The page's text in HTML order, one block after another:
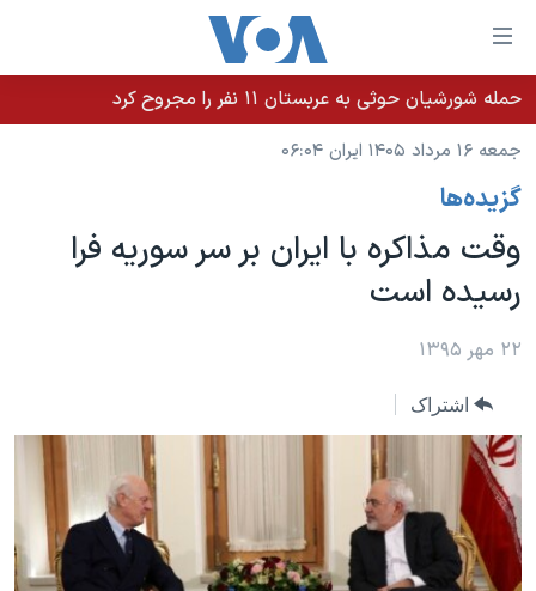
لینکهای
قابل
دسترسی
جهش
محتوای
اصلی
جهش
به
صفحه
جهش
به
جستجو
خانه
نسخه سبک وب‌سایت
موضوع ها
ایران
آمریکا
جهان
ویژه برنامه‌ها
ویدیوها
فرهنگ و زندگی
برنامه های تلویزیونی
جدول برنامه ها
صفحه‌های ویژه
۲۵۰سالگی آمریکا
بایگانی برنامه‌های تلویزیونی
مستندها
فرکانس‌های صدای آمریکا
پخش رادیویی
یادگیری زبان انگلیسی
دنبال کنید
حمله شورشیان حوثی به عربستان ۱۱ نفر را مجروح کرد
جمعه ۱۶ مرداد ۱۴۰۵ ایران ۰۶:۰۴
گزيده‌ها
وقت مذاکره با ایران بر سر سوریه فرا
رسیده است
۲۲ مهر ۱۳۹۵
اشتراک